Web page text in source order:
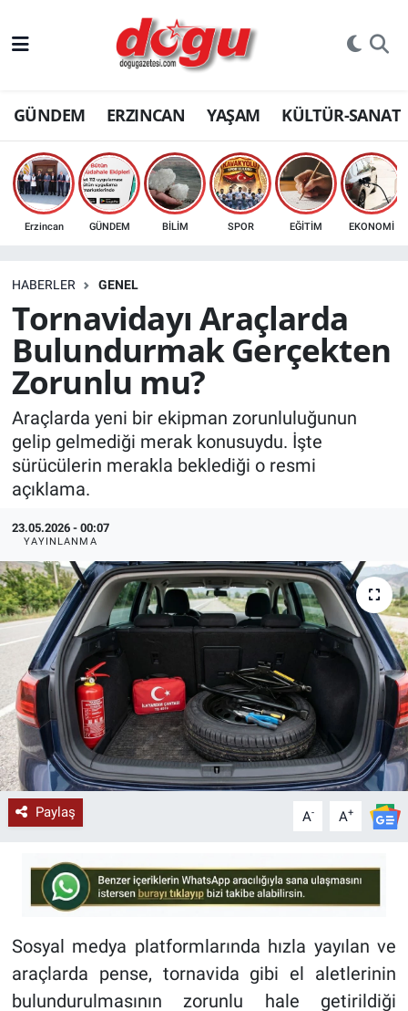
GÜNDEM ERZINCAN YAŞAM KÜLTÜR-SANAT
Erzincan GÜNDEM BİLİM SPOR EĞİTİM EKONOMİ
HABERLER GENEL
Tornavidayı Araçlarda
Bulundurmak Gerçekten
Zorunlu mu?
Araçlarda yeni bir ekipman zorunluluğunun
gelip gelmediği merak konusuydu. İşte
sürücülerin merakla beklediği o resmi
açıklama.
23.05.2026 - 00:07
YAYINLANMA
Paylaş A- A+
Sosyal medya platformlarında hızla yayılan ve
araçlarda pense, tornavida gibi el aletlerinin
bulundurulmasının zorunlu hale getirildiği
ERZINCAN
GÜNDEM
ERZİNCAN FOTOĞRAFLARI
SAĞLIK
EKONOMİ
Bilim, teknoloji
GENEL
KÜLTÜR-SANAT
Yerel Haber
Politika
SPOR
YAŞAM
RESMİ İLAN